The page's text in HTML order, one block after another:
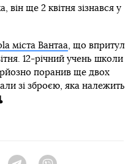
він ще 2 квітня зізнався у
міста Вантаа, що впритул
12-річний учень школи
поранив ще двох
зі зброєю, яка належить